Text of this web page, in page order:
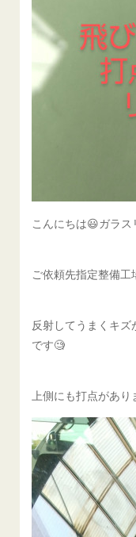
こんにちは😃ガラ
ご依頼先指定整備
反射してうまくキ
です🧐
上側にも打点があり